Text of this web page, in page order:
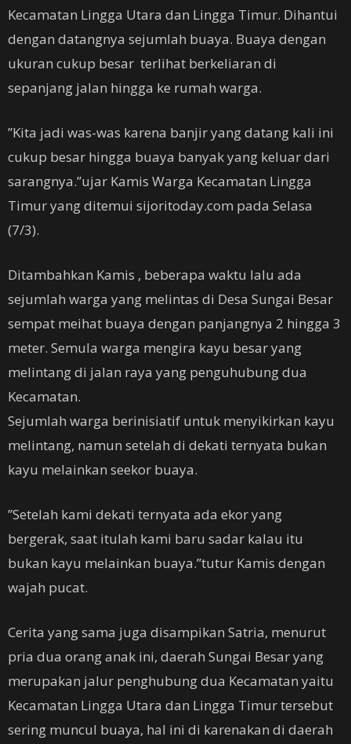
Kecamatan Lingga Utara dan Lingga Timur. Dihantui
dengan datangnya sejumlah buaya. Buaya dengan
ukuran cukup besar terlihat berkeliaran di
sepanjang jalan hingga ke rumah warga.
’’Kita jadi was-was karena banjir yang datang kali ini
cukup besar hingga buaya banyak yang keluar dari
sarangnya.’’ujar Kamis Warga Kecamatan Lingga
Timur yang ditemui sijoritoday.com pada Selasa
(7/3).
Ditambahkan Kamis , beberapa waktu lalu ada
sejumlah warga yang melintas di Desa Sungai Besar
sempat meihat buaya dengan panjangnya 2 hingga 3
meter. Semula warga mengira kayu besar yang
melintang di jalan raya yang penguhubung dua
Kecamatan.
Sejumlah warga berinisiatif untuk menyikirkan kayu
melintang, namun setelah di dekati ternyata bukan
kayu melainkan seekor buaya.
’’Setelah kami dekati ternyata ada ekor yang
bergerak, saat itulah kami baru sadar kalau itu
bukan kayu melainkan buaya.’’tutur Kamis dengan
wajah pucat.
Cerita yang sama juga disampikan Satria, menurut
pria dua orang anak ini, daerah Sungai Besar yang
merupakan jalur penghubung dua Kecamatan yaitu
Kecamatan Lingga Utara dan Lingga Timur tersebut
sering muncul buaya, hal ini di karenakan di daerah